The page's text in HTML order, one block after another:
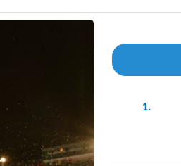
1.